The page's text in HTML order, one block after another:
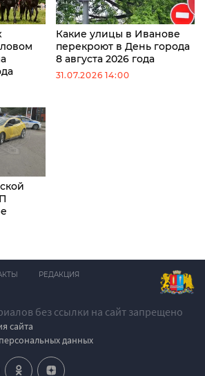
Какие улицы в Иванове
перекроют в День города
8 августа 2026 года
31.07.2026 14:00
без ссылки на сайт запрещено
сайта
данных
РЕДАКЦИЯ